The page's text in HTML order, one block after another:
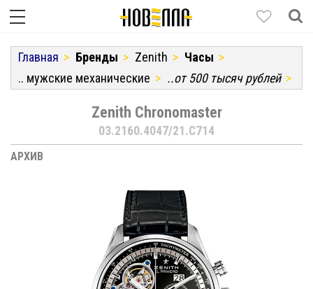
Главная Бренды Zenith
Часы
.. мужские механические
..от 500 тысяч рублей
Zenith Chronomaster
03.2160.4047/21.C714
АРХИВ